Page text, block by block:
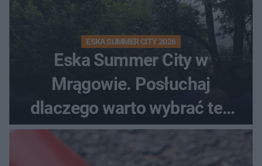
ESKA SUMMER CITY 2026
Eska Summer City w
Mrągowie. Posłuchaj
dlaczego warto wybrać ten
kierunek na urlop!